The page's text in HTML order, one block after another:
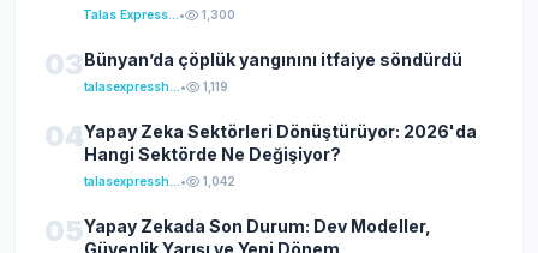
Talas Express Haber• 1,300
03Bünyan’da çöplük yangınını itfaiye söndürdü
talasexpresshaber• 1,119
04Yapay Zeka Sektörleri Dönüştürüyor: 2026'da
Hangi Sektörde Ne Değişiyor?
talasexpresshaber• 1,042
05Yapay Zekada Son Durum: Dev Modeller,